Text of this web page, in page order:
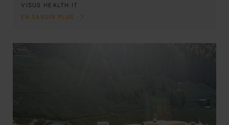
VISUS HEALTH IT
EN SAVOIR PLUS